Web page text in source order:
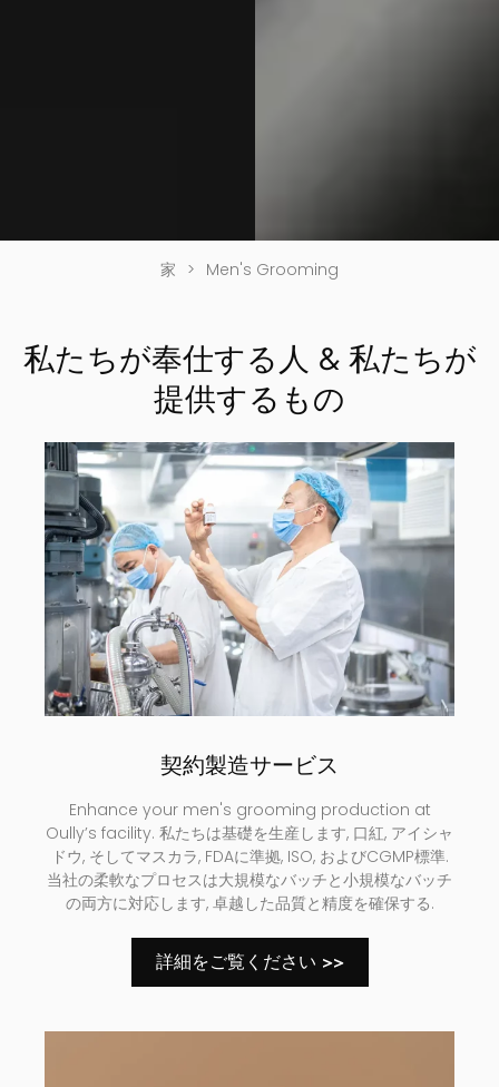
家 > Men's Grooming
私たちが奉仕する人 & 私たちが
提供するもの
契約製造サービス
Enhance your men's grooming production at
Oully’s facility. 私たちは基礎を生産します, 口紅, アイシャ
ドウ, そしてマスカラ, FDAに準拠, ISO, およびCGMP標準.
当社の柔軟なプロセスは大規模なバッチと小規模なバッチ
の両方に対応します, 卓越した品質と精度を確保する.
詳細をご覧ください >>